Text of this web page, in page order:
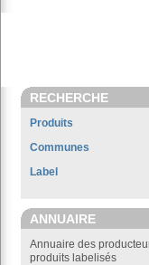
RECHERCHE
Produits
Communes
Label
ANNUAIRE
Annuaire des
produits labelisés